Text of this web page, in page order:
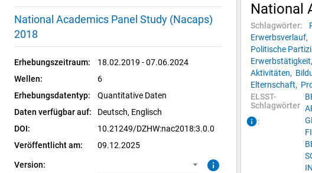
National Academics Panel Study (Nacaps)
2018
Erhebungszeitraum:
18.02.2019 - 07.06.2024
Wellen:
6
Erhebungsdatentyp:
Quantitative Daten
Daten verfügbar auf:
Deutsch, Englisch
DOI:
10.21249/DZHW:nac2018:3.0.0
Veröffentlicht am:
09.12.2025
Version:
3.0.0 (aktuell)
info
CUF: Download
SUF: Download
SUF: Remote-Desktop
SUF: On-Site
National
Schlagwörter:
Erwerbsverlauf,
Politische
Erwerbstätigkeit,
Aktivitäten,
Elternschaft,
ELSST-
Schlagwörter
info: